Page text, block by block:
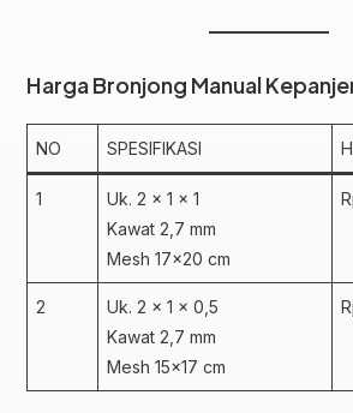
Harga Bronjong Manual
NO SPESIFIKASI
1
Uk. 2 x 1 x 1
Kawat 2,7 mm
Mesh 17×20 cm
2
Uk. 2 x 1 x 0,5
Kawat 2,7 mm
Mesh 15×17 cm